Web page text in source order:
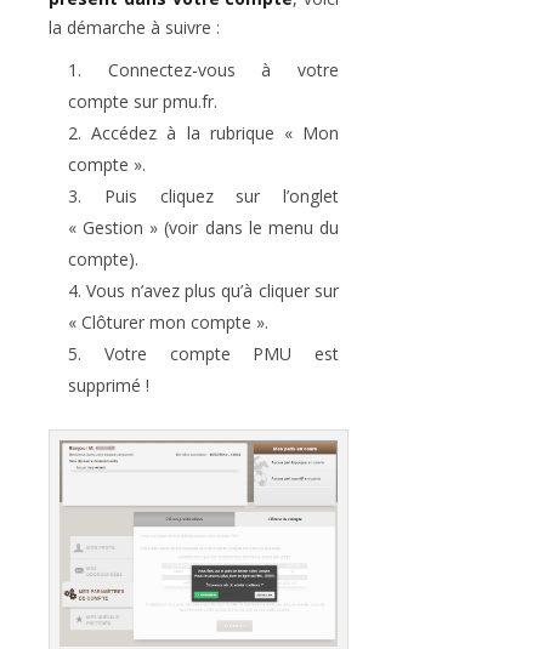
la démarche à suivre :
Connectez-vous à votre
compte sur pmu.fr.
Accédez à la rubrique « Mon
compte ».
Puis cliquez sur l’onglet
« Gestion » (voir dans le menu du
compte).
Vous n’avez plus qu’à cliquer sur
« Clôturer mon compte ».
Votre compte PMU est
supprimé !